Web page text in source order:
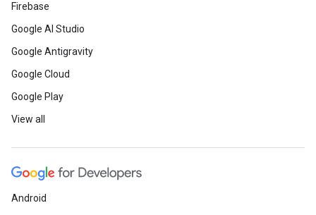
Firebase
Google AI Studio
Google Antigravity
Google Cloud
Google Play
View all
Android